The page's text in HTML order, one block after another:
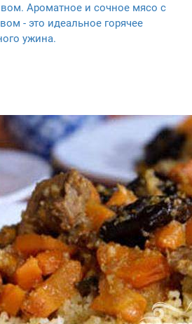
Ароматное и сочное мясо с
- это идеальное горячее
ужина.